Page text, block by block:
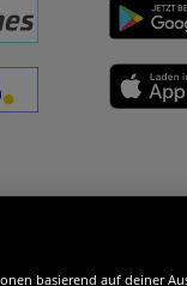
basierend auf deiner